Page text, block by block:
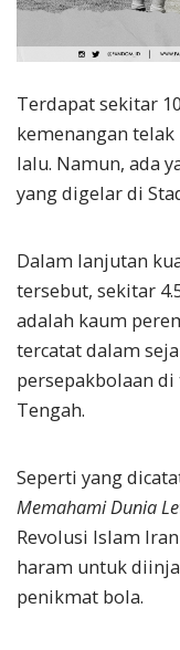
Terdapat sekitar
kemenangan telak
lalu. Namun, ada
yang digelar di
Dalam lanjutan
tersebut, sekitar
adalah kaum
tercatat dalam
persepakbolaan
Tengah.
Seperti yang
Memahami Dunia
Revolusi Islam
haram untuk
penikmat bola.